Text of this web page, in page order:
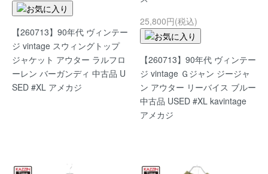
【260713】90年代 ヴィンテー
ジ vintage スウィングトップ
ジャケット アウター ラルフロ
ーレン バーガンディ 中古品 U
SED #XL アメカジ
25,800円(税込)
【260713】90年代 ヴィンテー
ジ vintage Ｇジャン ジージャ
ン アウター リーバイス ブルー
中古品 USED #XL kavintage
アメカジ